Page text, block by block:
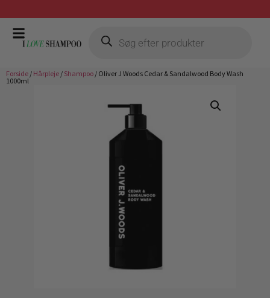
Prismatch mod billigste forhandler
Forside / Hårpleje / Shampoo / Oliver J Woods Cedar & Sandalwood Body Wash
1000ml